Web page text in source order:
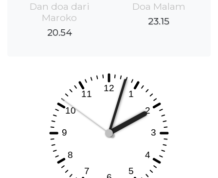
Dan doa dari
Maroko
20.54
Doa Malam
23.15